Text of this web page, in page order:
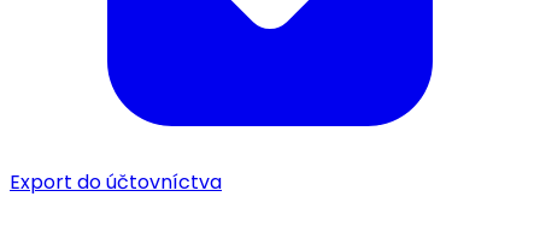
Export do účtovníctva